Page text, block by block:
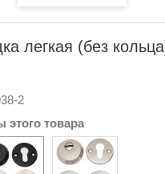
легкая (без
2
этого товара